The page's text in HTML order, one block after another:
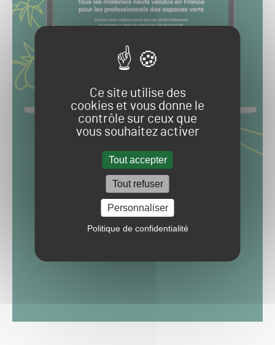
Ce site utilise des
cookies et vous donne le
contrôle sur ceux que
vous souhaitez activer
Tout accepter
Tout refuser
Personnaliser
Politique de confidentialité